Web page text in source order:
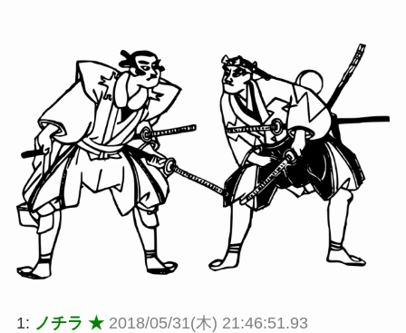
1: ノチラ ★ 2018/05/31(木) 21:46:51.93